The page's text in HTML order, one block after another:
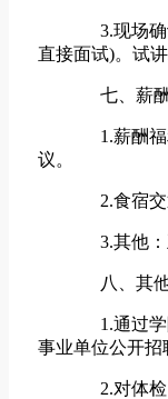
3.现场确认
直接面试)。试
七、薪酬
1.薪酬福利
议。
2.食宿交通
3.其他：五
八、其他
1.通过学院
事业单位公开招
2.对体检、